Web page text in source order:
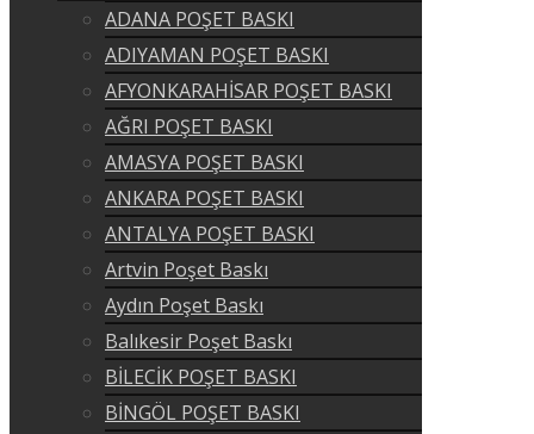
ADANA POŞET BASKI
ADIYAMAN POŞET BASKI
AFYONKARAHİSAR POŞET BASKI
AĞRI POŞET BASKI
AMASYA POŞET BASKI
ANKARA POŞET BASKI
ANTALYA POŞET BASKI
Artvin Poşet Baskı
Aydın Poşet Baskı
Balıkesir Poşet Baskı
BİLECİK POŞET BASKI
BİNGÖL POŞET BASKI